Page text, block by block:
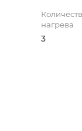
нагрева
3